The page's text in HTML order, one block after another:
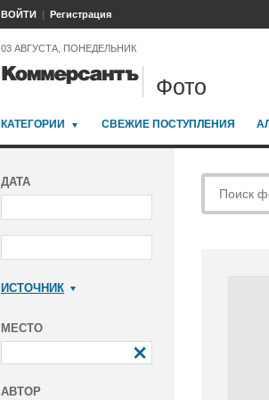
ВОЙТИ Регистрация
03 АВГУСТА, ПОНЕДЕЛЬНИК
Фото
КАТЕГОРИИ СВЕЖИЕ ПОСТУПЛЕНИЯ
ДАТА
ИСТОЧНИК
МЕСТО
АВТОР